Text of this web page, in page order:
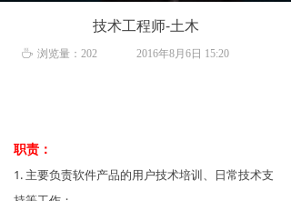
技术工程师-土木
职责：
1. 主要负责软件产品的用户技术培训、日常技术支
2016年8月6日 15:20
ꄘ 浏览量： 202